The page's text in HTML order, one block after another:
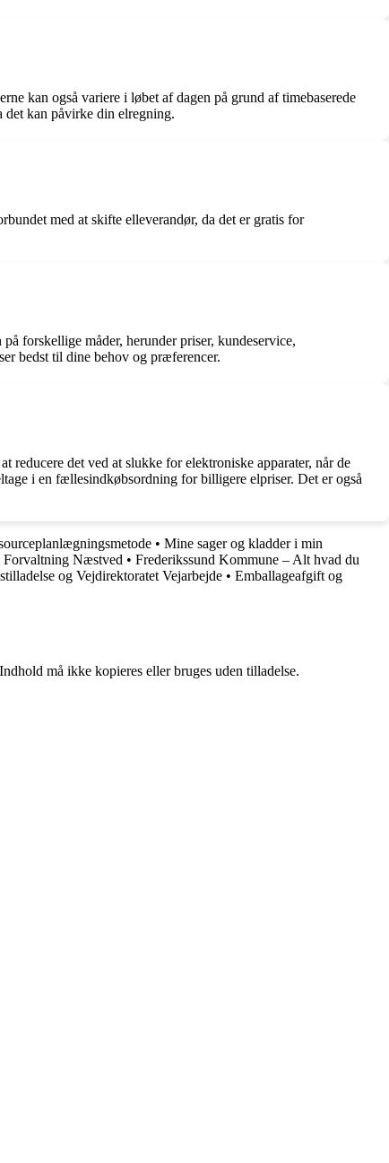
kan også variere i løbet af dagen på grund af timebaserede
kan påvirke din elregning.
med at skifte elleverandør, da det er gratis for
forskellige måder, herunder priser, kundeservice,
bedst til dine behov og præferencer.
det ved at slukke for elektroniske apparater, når de
i en fællesindkøbsordning for billigere elpriser. Det er også
• Mine sager og kladder i min
Næstved • Frederikssund Kommune – Alt hvad du
og Vejdirektoratet Vejarbejde • Emballageafgift og
må ikke kopieres eller bruges uden tilladelse.